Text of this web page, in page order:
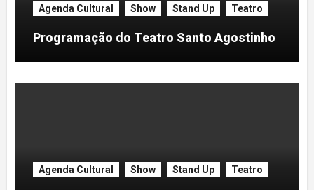
Agenda Cultural Show Stand Up Teatro
Programação do Teatro Santo Agostinho
Agenda Cultural Show Stand Up Teatro